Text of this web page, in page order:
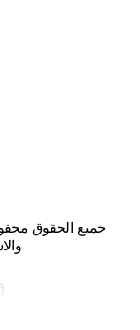
جميع الحقوق